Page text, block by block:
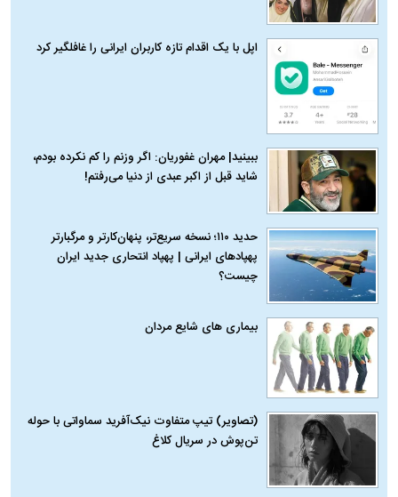
اپل با یک اقدام تازه کاربران ایرانی را غافلگیر کرد
ببینید| مهران غفوریان: اگر وزنم را کم نکرده بودم،
شاید قبل از اکبر عبدی از دنیا می‌رفتم!
حدید ۱۱۰؛ نسخه سریع‌تر، پنهان‌کارتر و مرگبارتر
پهپادهای ایرانی | پهپاد انتحاری جدید ایران
چیست؟
بیماری‌ های شایع مردان
(تصاویر) تیپ متفاوت نیک‌آفرید سماواتی با حوله
تن‌پوش در سریال کلاغ